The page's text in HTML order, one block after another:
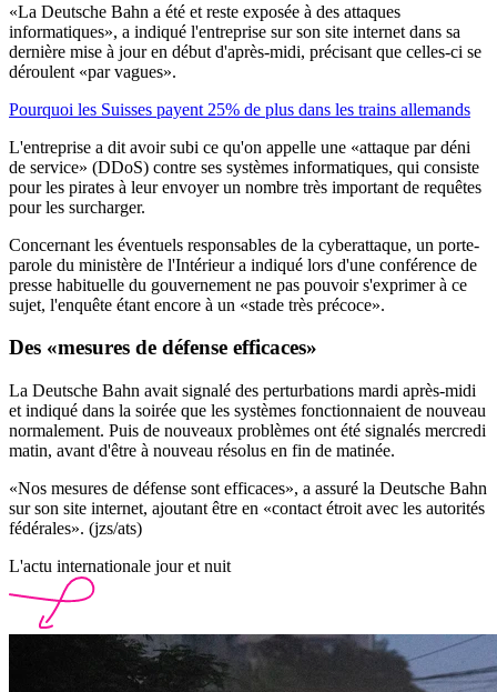
«La Deutsche Bahn a été et reste exposée à des attaques
informatiques», a indiqué l'entreprise sur son site internet dans sa
dernière mise à jour en début d'après-midi, précisant que celles-ci se
déroulent «par vagues».
Pourquoi les Suisses payent 25% de plus dans les trains allemands
L'entreprise a dit avoir subi ce qu'on appelle une «attaque par déni
de service» (DDoS) contre ses systèmes informatiques, qui consiste
pour les pirates à leur envoyer un nombre très important de requêtes
pour les surcharger.
Concernant les éventuels responsables de la cyberattaque, un porte-
parole du ministère de l'Intérieur a indiqué lors d'une conférence de
presse habituelle du gouvernement ne pas pouvoir s'exprimer à ce
sujet, l'enquête étant encore à un «stade très précoce».
Des «mesures de défense efficaces»
La Deutsche Bahn avait signalé des perturbations mardi après-midi
et indiqué dans la soirée que les systèmes fonctionnaient de nouveau
normalement. Puis de nouveaux problèmes ont été signalés mercredi
matin, avant d'être à nouveau résolus en fin de matinée.
«Nos mesures de défense sont efficaces», a assuré la Deutsche Bahn
sur son site internet, ajoutant être en «contact étroit avec les autorités
fédérales». (jzs/ats)
L'actu internationale jour et nuit